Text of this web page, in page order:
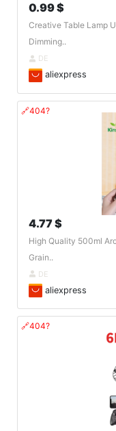
0.99 $
Creative Table Lamp
Dimming..
DE
aliexpress
🔗404?
4.77 $
High Quality 500ml
Grain..
DE
aliexpress
🔗404?